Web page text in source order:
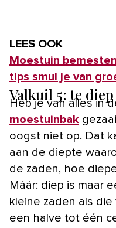
LEES OOK
Moestuin
tips smul je van
Valkuil 5: te
Heb je van alles in
moestuinbak
oogst niet op. Dat
aan de diepte
de zaden, hoe
Máár: diep is maar
kleine zaden als die
een halve tot één